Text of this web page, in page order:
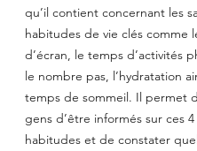
qu’il contient concernant les
habitudes de vie clés comme
d’écran, le temps d’activités
le nombre pas, l’hydratation
temps de sommeil. Il permet
gens d’être informés sur ces
habitudes et de constater